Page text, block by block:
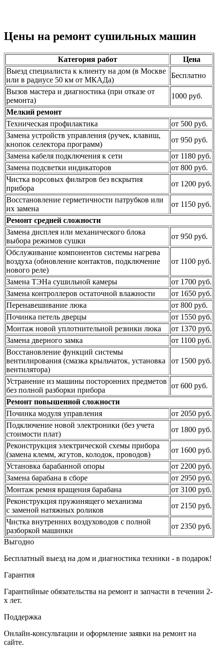
Цены на ремонт сушильных машин
Категория работ
Цена
Выезд специалиста к клиенту на дом (в Москве
или в радиусе 50 км от МКАДа)
Бесплатно
Вызов мастера и диагностика (при отказе от
ремонта)
1000 руб.
Мелкий ремонт
Техническая профилактика
от 500 руб.
Замена устройств управления (ручек, клавиш,
кнопок селектора программ)
от 950 руб.
Замена кабеля подключения к сети
от 1180 руб.
Замена подсветки индикаторов
от 800 руб.
Чистка ворсовых фильтров без вскрытия
прибора
от 1200 руб.
Восстановление герметичности патрубков или
их замена
от 1150 руб.
Ремонт средней сложности
Замена дисплея или механического блока
выбора режимов сушки
от 950 руб.
Обслуживание компонентов системы нагрева
воздуха (обновление контактов, подключение
нового реле)
от 1100 руб.
Замена ТЭНа сушильной камеры
от 1700 руб.
Замена контроллеров остаточной влажности
от 1650 руб.
Перенавешивание люка
от 800 руб.
Починка петель дверцы
от 1550 руб.
Монтаж новой уплотнительной резинки люка
от 1370 руб.
Замена дверного замка
от 1100 руб.
Восстановление функций системы
вентилирования (смазка крыльчаток, установка
вентилятора)
от 1500 руб.
Устранение из машины посторонних предметов
без полной разборки прибора
от 600 руб.
Ремонт повышенной сложности
Починка модуля управления
от 2050 руб.
Подключение новой электроники (без учета
стоимости плат)
от 1800 руб.
Реконструкция электрической схемы прибора
(замена клемм, жгутов, колодок, проводов)
от 1600 руб.
Установка барабанной опоры
от 2200 руб.
Замена барабана в сборе
от 2950 руб.
Монтаж ремня вращения барабана
от 3100 руб.
Реконструкция пружинящего механизма
с заменой натяжных роликов
от 2150 руб.
Чистка внутренних воздуховодов с полной
разборкой машинки
от 2350 руб.
Выгодно
Бесплатный выезд на дом и диагностика техники - в подарок!
Гарантия
Гарантийные обязательства на ремонт и запчасти в течении 2-
х лет.
Поддержка
Онлайн-консультации и оформление заявки на ремонт на
сайте.